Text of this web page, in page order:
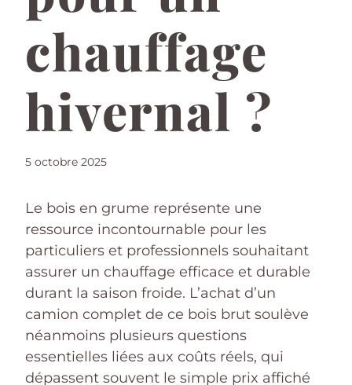
chauffage
hivernal ?
5 octobre 2025
Le bois en grume représente une
ressource incontournable pour les
particuliers et professionnels souhaitant
assurer un chauffage efficace et durable
durant la saison froide. L’achat d’un
camion complet de ce bois brut soulève
néanmoins plusieurs questions
essentielles liées aux coûts réels, qui
dépassent souvent le simple prix affiché